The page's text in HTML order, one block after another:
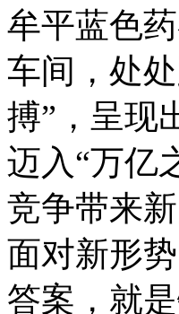
牟平蓝色
车间，处
搏”，呈现
迈入“万亿
竞争带来新
面对新形
答案，就是